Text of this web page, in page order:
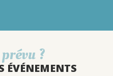
?
ÉVÉNEMENTS